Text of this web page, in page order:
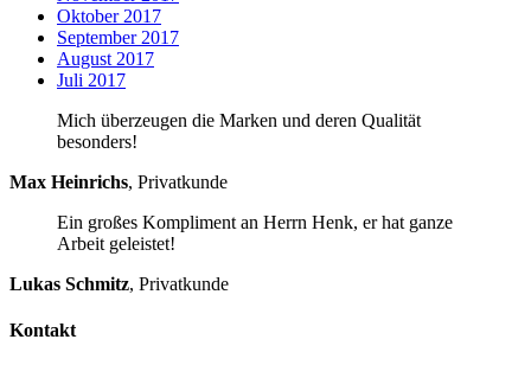
Oktober 2017
September 2017
August 2017
Juli 2017
Mich überzeugen die Marken und deren Qualität
besonders!
Max Heinrichs, Privatkunde
Ein großes Kompliment an Herrn Henk, er hat ganze
Arbeit geleistet!
Lukas Schmitz, Privatkunde
Kontakt